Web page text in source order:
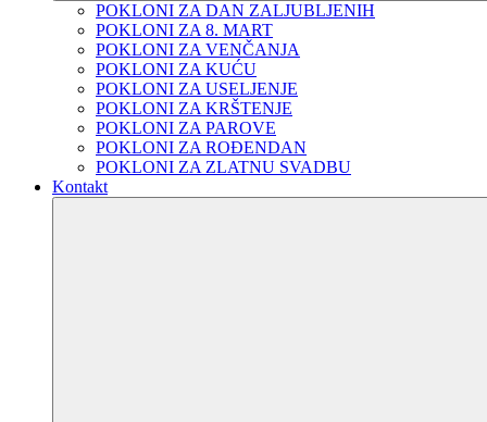
POKLONI ZA DAN ZALJUBLJENIH
POKLONI ZA 8. MART
POKLONI ZA VENČANJA
POKLONI ZA KUĆU
POKLONI ZA USELJENJE
POKLONI ZA KRŠTENJE
POKLONI ZA PAROVE
POKLONI ZA ROĐENDAN
POKLONI ZA ZLATNU SVADBU
Kontakt